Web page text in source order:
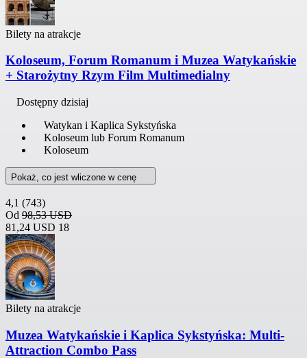
Bilety na atrakcje
Koloseum, Forum Romanum i Muzea Watykańskie
+ Starożytny Rzym Film Multimedialny
Dostępny dzisiaj
Watykan i Kaplica Sykstyńska
Koloseum lub Forum Romanum
Koloseum
Pokaż, co jest wliczone w cenę
4,1 (743)
Od 98,53 USD
81,24 USD 18
Bilety na atrakcje
Muzea Watykańskie i Kaplica Sykstyńska: Multi-
Attraction Combo Pass